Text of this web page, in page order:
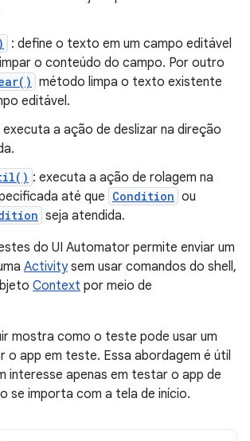
: define o texto em um campo editável
o conteúdo do campo. Por outro
método limpa o texto existente
editável.
executa a ação de deslizar na direção
: executa a ação de rolagem na
até que Condition ou
seja atendida.
do UI Automator permite enviar um
Activitysem usar comandos do shell,
Context por meio de
mostra como o teste pode usar um
o app em teste. Essa abordagem é útil
interesse apenas em testar o app de
se importa com a tela de início.